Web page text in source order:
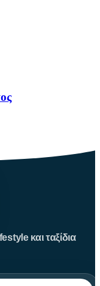
και ταξίδια